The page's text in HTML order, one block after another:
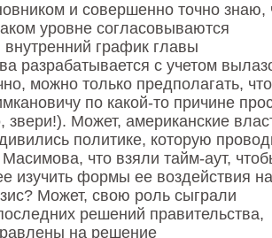
и совершенно точно знаю,
уровне согласовываются
график главы
разрабатывается с учетом
можно только предполагать, что
по какой-то причине
звери!). Может, американские
политике, которую
Масимова, что взяли тайм-аут,
изучить формы ее воздействия на
Может, свою роль сыграли
решений правительства,
на решение